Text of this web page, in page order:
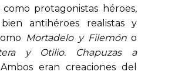
protagonistas héroes,
antihéroes realistas y
Mortadelo y Filemóno
y Otilio. Chapuzas a
eran creaciones del